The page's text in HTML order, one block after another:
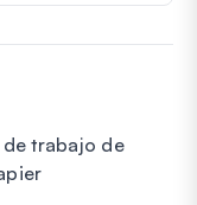
trabajo de